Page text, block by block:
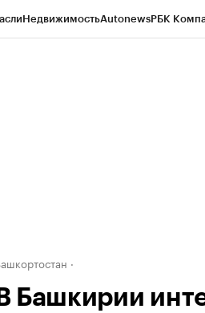
НедвижимостьAutonewsРБК
В Башкирии